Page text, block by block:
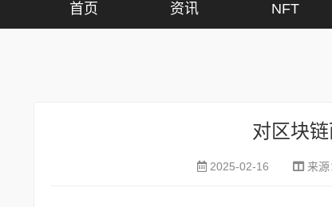
首页 资讯 NFT
对区块
2025-02-16 来源